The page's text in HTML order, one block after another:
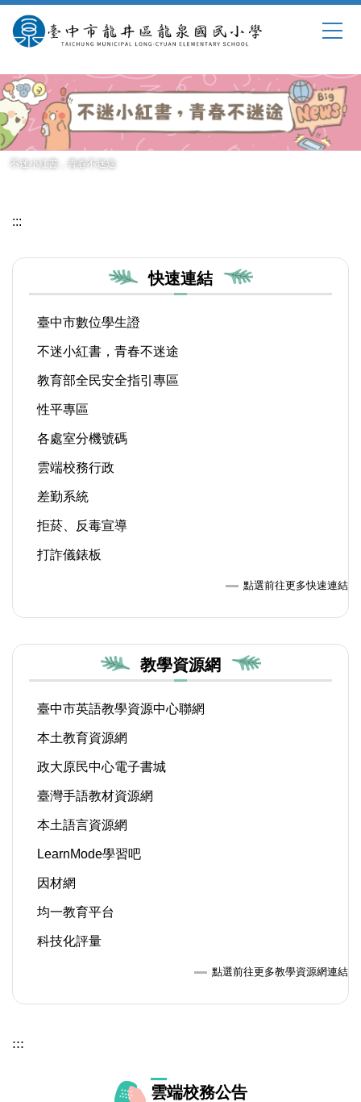
到
內
容
區
不迷小紅書，青春不迷途
:::
快速連結
臺中市數位學生證
不迷小紅書，青春不迷途
教育部全民安全指引專區
性平專區
各處室分機號碼
雲端校務行政
差勤系統
拒菸、反毒宣導
打詐儀錶板
點選前往更多快速連結
教學資源網
臺中市英語教學資源中心聯網
本土教育資源網
政大原民中心電子書城
臺灣手語教材資源網
本土語言資源網
LearnMode學習吧
因材網
均一教育平台
科技化評量
點選前往更多教學資源網連結
:::
雲端校務公告